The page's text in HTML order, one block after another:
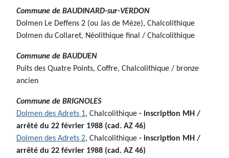
Commune de BAUDINARD-sur-VERDON
Dolmen Le Deffens 2 (ou Jas de Mèze), Chalcolithique
Dolmen du Collaret, Néolithique final / Chalcolithique
Commune de BAUDUEN
Puits des Quatre Points, Coffre, Chalcolithique / bronze
ancien
Commune de BRIGNOLES
Dolmen des Adrets 1, Chalcolithique - inscription MH /
arrêté du 22 février 1988 (cad. AZ 46)
Dolmen des Adrets 2, Chalcolithique - inscription MH /
arrêté du 22 février 1988 (cad. AZ 46)